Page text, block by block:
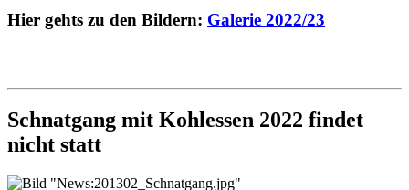
Hier gehts zu den Bildern: Galerie 2022/23
Schnatgang mit Kohlessen 2022 findet
nicht statt